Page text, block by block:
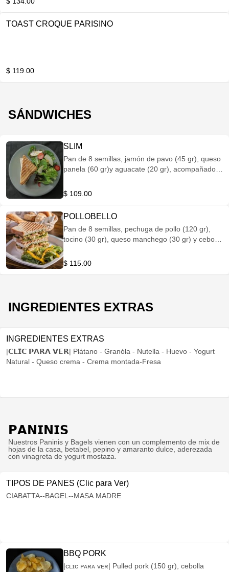
TOAST CROQUE PARISINO
$ 119.00
SÁNDWICHES
SLIM
Pan de 8 semillas, jamón de pavo (45 gr), queso
panela (60 gr)y aguacate (20 gr), acompañado
amaranto, aderezada con vinagreta de arándano
$ 109.00
POLLOBELLO
Pan de 8 semillas, pechuga de pollo (120 gr),
tocino (30 gr), queso manchego (30 gr) y cebolla
casa, fresa, manzana y amaranto, aderezada
$ 115.00
INGREDIENTES EXTRAS
INGREDIENTES EXTRAS
|𝗖𝗟𝗜𝗖 𝗣𝗔𝗥𝗔 𝗩𝗘𝗥| Plátano - Granóla - Nutella - Huevo - Yogurt
Natural - Queso crema - Crema montada-Fresa
𝗣𝗔𝗡𝗜𝗡𝗜𝗦
Nuestros Paninis y Bagels vienen con un complemento de mix de
hojas de la casa, betabel, pepino y amaranto dulce, aderezada
con vinagreta de yogurt mostaza.
TIPOS DE PANES (Clic para Ver)
CIABATTA--BAGEL--MASA MADRE
BBQ PORK
|ᴄʟɪᴄ ᴘᴀʀᴀ ᴠᴇʀ| Pulled pork (150 gr), cebolla